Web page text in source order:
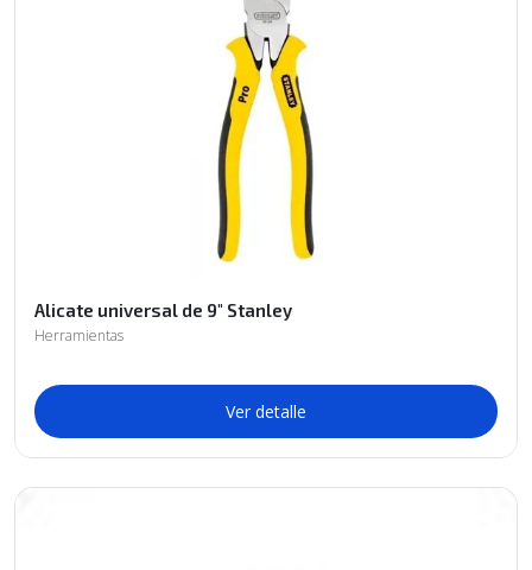
Alicate universal de 9" Stanley
Herramientas
Ver detalle